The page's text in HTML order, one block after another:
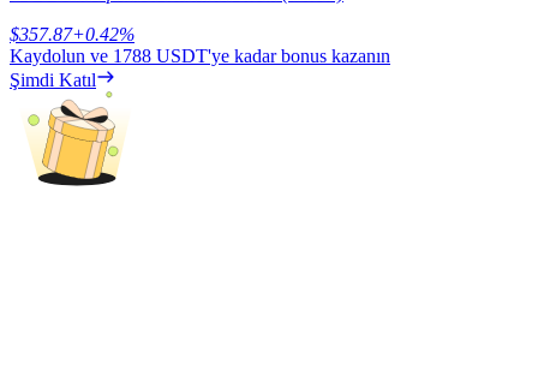
Deposit & Trade BTC to Share 25000 USDT prize pool!
Deposit CASHCAT & Win
Share 500000 CASHCAT prize pool
$357.87+0.42%
Kaydolun ve 1788 USDT'ye kadar bonus kazanın
Şimdi Katıl